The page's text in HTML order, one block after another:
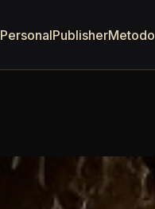
PersonalPublisherMetodo